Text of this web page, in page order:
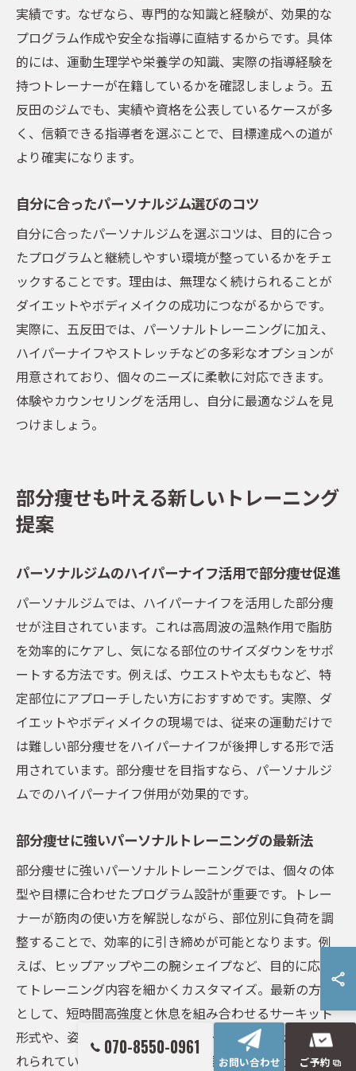
実績です。なぜなら、専門的な知識と経験が、効果的な
プログラム作成や安全な指導に直結するからです。具体
的には、運動生理学や栄養学の知識、実際の指導経験を
持つトレーナーが在籍しているかを確認しましょう。五
反田のジムでも、実績や資格を公表しているケースが多
く、信頼できる指導者を選ぶことで、目標達成への道が
より確実になります。
自分に合ったパーソナルジム選びのコツ
自分に合ったパーソナルジムを選ぶコツは、目的に合っ
たプログラムと継続しやすい環境が整っているかをチェ
ックすることです。理由は、無理なく続けられることが
ダイエットやボディメイクの成功につながるからです。
実際に、五反田では、パーソナルトレーニングに加え、
ハイパーナイフやストレッチなどの多彩なオプションが
用意されており、個々のニーズに柔軟に対応できます。
体験やカウンセリングを活用し、自分に最適なジムを見
つけましょう。
部分痩せも叶える新しいトレーニング
提案
パーソナルジムのハイパーナイフ活用で部分痩せ促進
パーソナルジムでは、ハイパーナイフを活用した部分痩
せが注目されています。これは高周波の温熱作用で脂肪
を効率的にケアし、気になる部位のサイズダウンをサポ
ートする方法です。例えば、ウエストや太ももなど、特
定部位にアプローチしたい方におすすめです。実際、ダ
イエットやボディメイクの現場では、従来の運動だけで
は難しい部分痩せをハイパーナイフが後押しする形で活
用されています。部分痩せを目指すなら、パーソナルジ
ムでのハイパーナイフ併用が効果的です。
部分痩せに強いパーソナルトレーニングの最新法
部分痩せに強いパーソナルトレーニングでは、個々の体
型や目標に合わせたプログラム設計が重要です。トレー
ナーが筋肉の使い方を解説しながら、部位別に負荷を調
整することで、効率的に引き締めが可能となります。例
えば、ヒップアップや二の腕シェイプなど、目的に応じ
てトレーニング内容を細かくカスタマイズ。最新の方法
として、短時間高強度と休息を組み合わせるサーキット
形式や、姿勢改善と連動した動作トレーニングが取り入
れられています。これにより、無理なく理想のボディラ
070-8550-0961
お問い合わせ ご予約